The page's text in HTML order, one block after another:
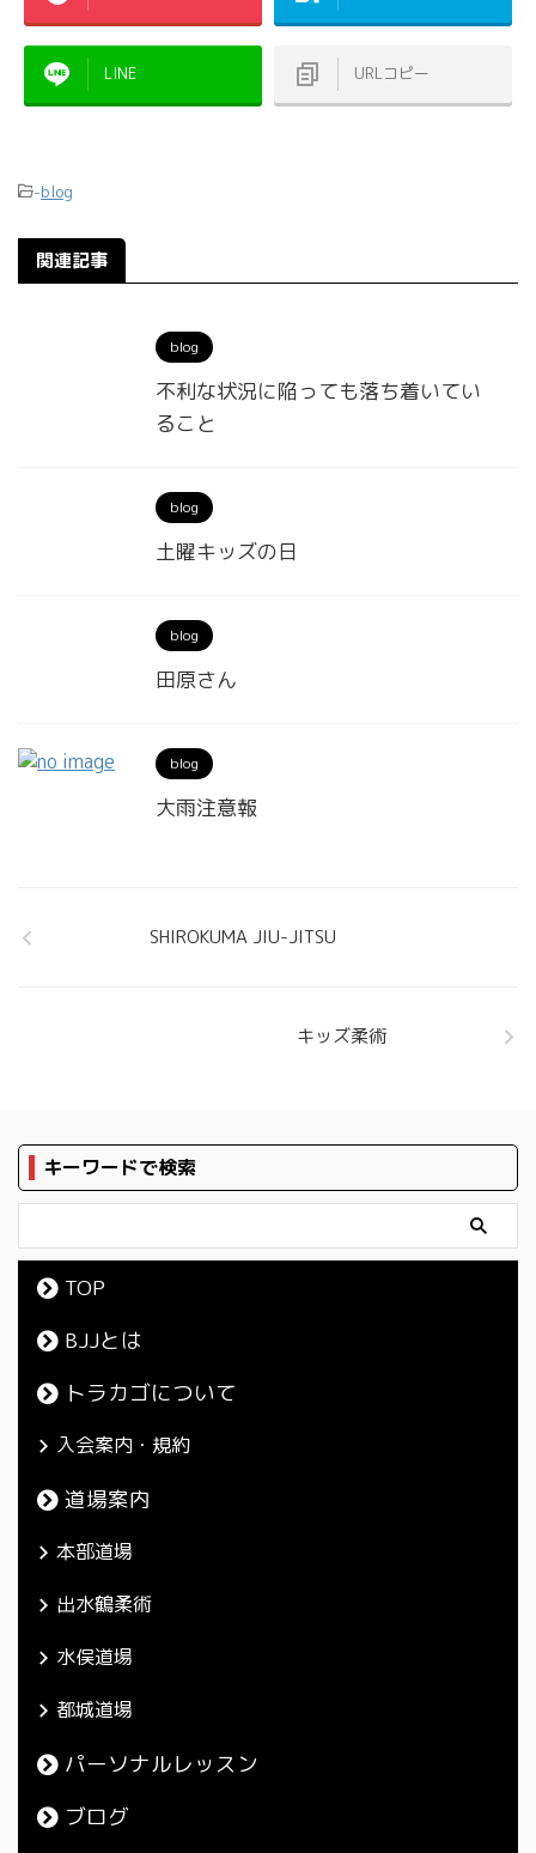
LINE URLコピー
-blog
関連記事
blog
不利な状況に陥っても落ち着いてい
ること
blog
土曜キッズの日
blog
田原さん
blog
大雨注意報
SHIROKUMA JIU-JITSU
キッズ柔術
キーワードで検索
TOP
BJJとは
トラカゴについて
入会案内・規約
道場案内
本部道場
出水鶴柔術
水俣道場
都城道場
パーソナルレッスン
ブログ